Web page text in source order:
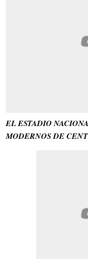
EL ESTADIO
MODERNOS DE